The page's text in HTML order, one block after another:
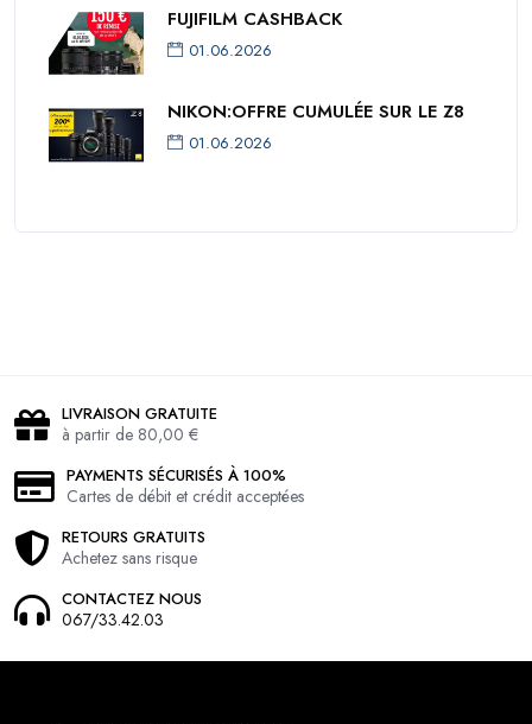
FUJIFILM CASHBACK
01.06.2026
NIKON:OFFRE CUMULÉE SUR LE Z8
01.06.2026
LIVRAISON GRATUITE
à partir de 80,00 €
PAYMENTS SÉCURISÉS À 100%
Cartes de débit et crédit acceptées
RETOURS GRATUITS
Achetez sans risque
CONTACTEZ NOUS
067/33.42.03